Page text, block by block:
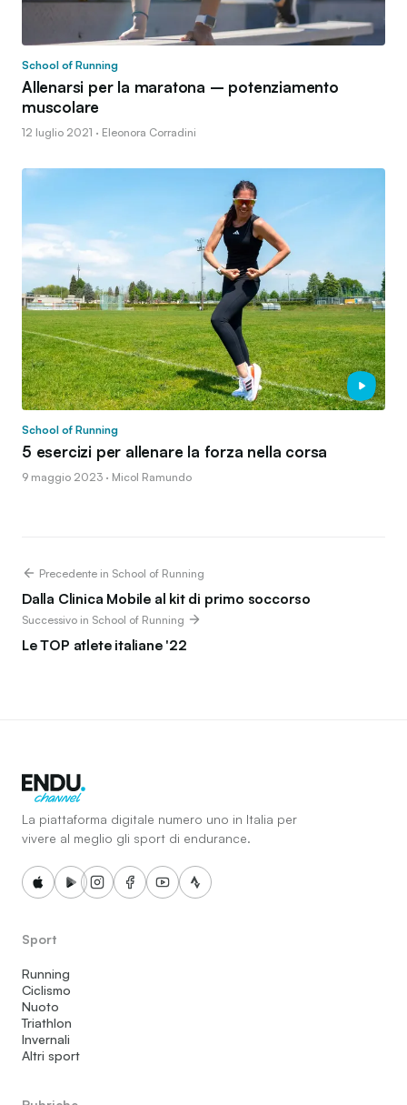
School of Running
Allenarsi per la maratona – potenziamento
muscolare
12 luglio 2021 · Eleonora Corradini
School of Running
5 esercizi per allenare la forza nella corsa
9 maggio 2023 · Micol Ramundo
Precedente in School of Running
Dalla Clinica Mobile al kit di primo soccorso
Successivo in School of Running
Le TOP atlete italiane '22
La piattaforma digitale numero uno in Italia per
vivere al meglio gli sport di endurance.
Sport
Running
Ciclismo
Nuoto
Triathlon
Invernali
Altri sport